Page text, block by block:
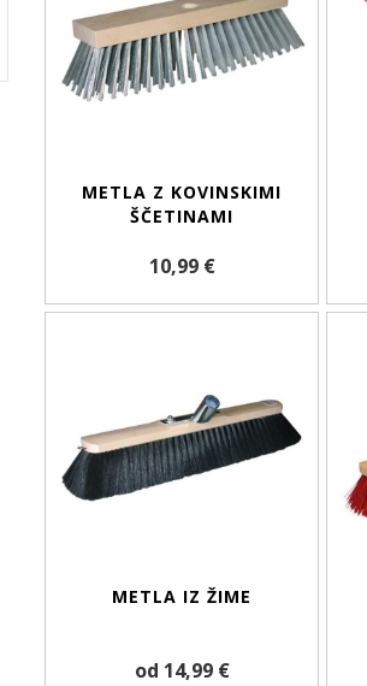
METLA Z KOVINSKIMI
ŠČETINAMI
10,99 €
METLA IZ ŽIME
od 14,99 €